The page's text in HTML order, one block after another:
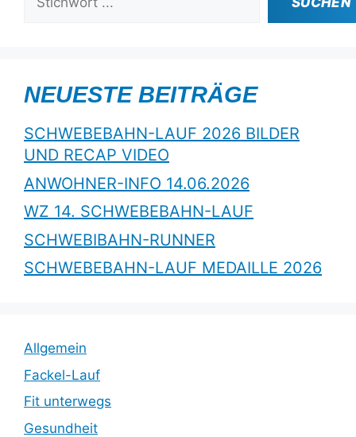
NEUESTE BEITRÄGE
SCHWEBEBAHN-LAUF 2026 BILDER
UND RECAP VIDEO
ANWOHNER-INFO 14.06.2026
WZ 14. SCHWEBEBAHN-LAUF
SCHWEBIBAHN-RUNNER
SCHWEBEBAHN-LAUF MEDAILLE 2026
Allgemein
Fackel-Lauf
Fit unterwegs
Gesundheit